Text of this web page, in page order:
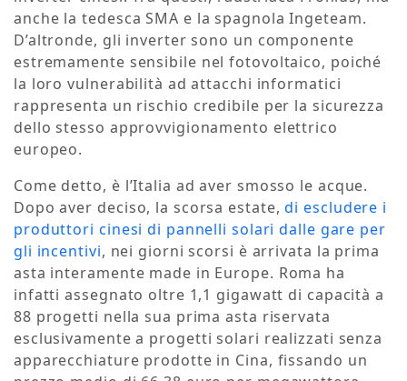
anche la tedesca SMA e la spagnola Ingeteam.
D’altronde, gli inverter sono un componente
estremamente sensibile nel fotovoltaico, poiché
la loro vulnerabilità ad attacchi informatici
rappresenta un rischio credibile per la sicurezza
dello stesso approvvigionamento elettrico
europeo.
Come detto, è l’Italia ad aver smosso le acque.
Dopo aver deciso, la scorsa estate,di escludere i
produttori cinesi di pannelli solari dalle gare per
gli incentivi, nei giorni scorsi è arrivata la prima
asta interamente made in Europe. Roma ha
infatti assegnato oltre 1,1 gigawatt di capacità a
88 progetti nella sua prima asta riservata
esclusivamente a progetti solari realizzati senza
apparecchiature prodotte in Cina, fissando un